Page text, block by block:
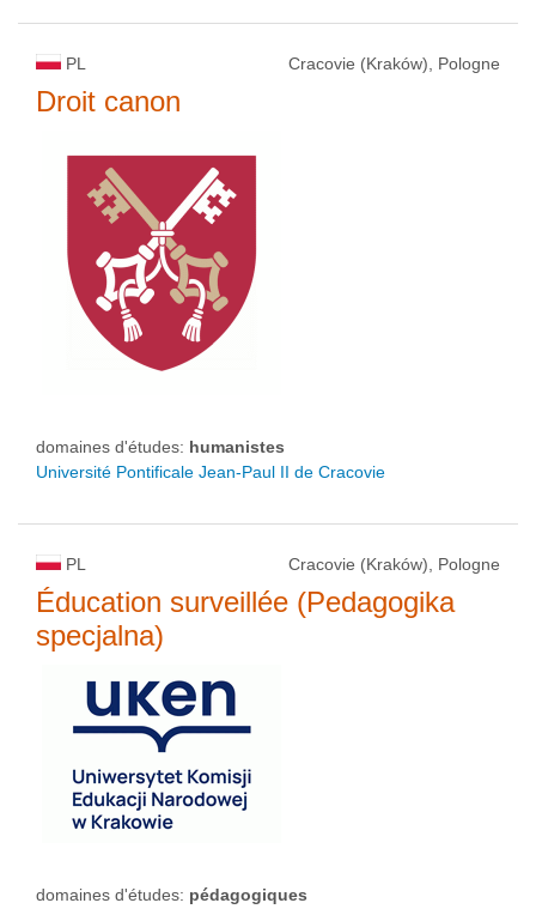
PL Cracovie (Kraków), Pologne
Droit canon
domaines d'études: humanistes
Université Pontificale Jean-Paul II de Cracovie
PL Cracovie (Kraków), Pologne
Éducation surveillée (Pedagogika
specjalna)
domaines d'études: pédagogiques